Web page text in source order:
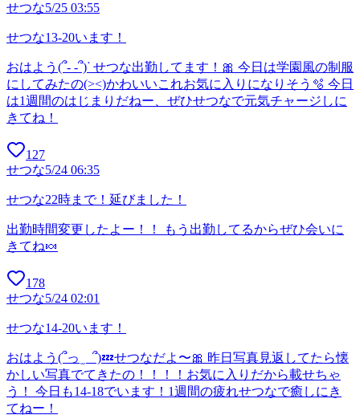
せつな5/25 03:55
せつな13-20います！
おはよう(՞- -՞)ᐝ せつな出勤してます！🎀 今日は学園風の制服
にしてみたの(><)かわいいこれお気に入りになりそう🫧 今日
は1週間のはじまりだねー、ぜひせつなで元気チャージしに
きてね！
127
せつな5/24 06:35
せつな22時まで！延びました！
出勤時間変更したよー！！ もう出勤してるからぜひ会いに
きてね🍬
178
せつな5/24 02:01
せつな14-20います！
おはよう(՞っ ̫ _՞)💤せつなだよ〜🎀 昨日写真見返してたら懐
かしい写真でてきたの！！！！お気に入りだから載せちゃ
う！ 今日も14-18でいます！1週間の疲れせつなで癒しにき
てねー！